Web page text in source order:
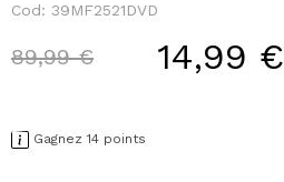
Cod: 39MF2521DVD
Price reduced from
89,99 €to 14,99 €
Gagnez 14 points